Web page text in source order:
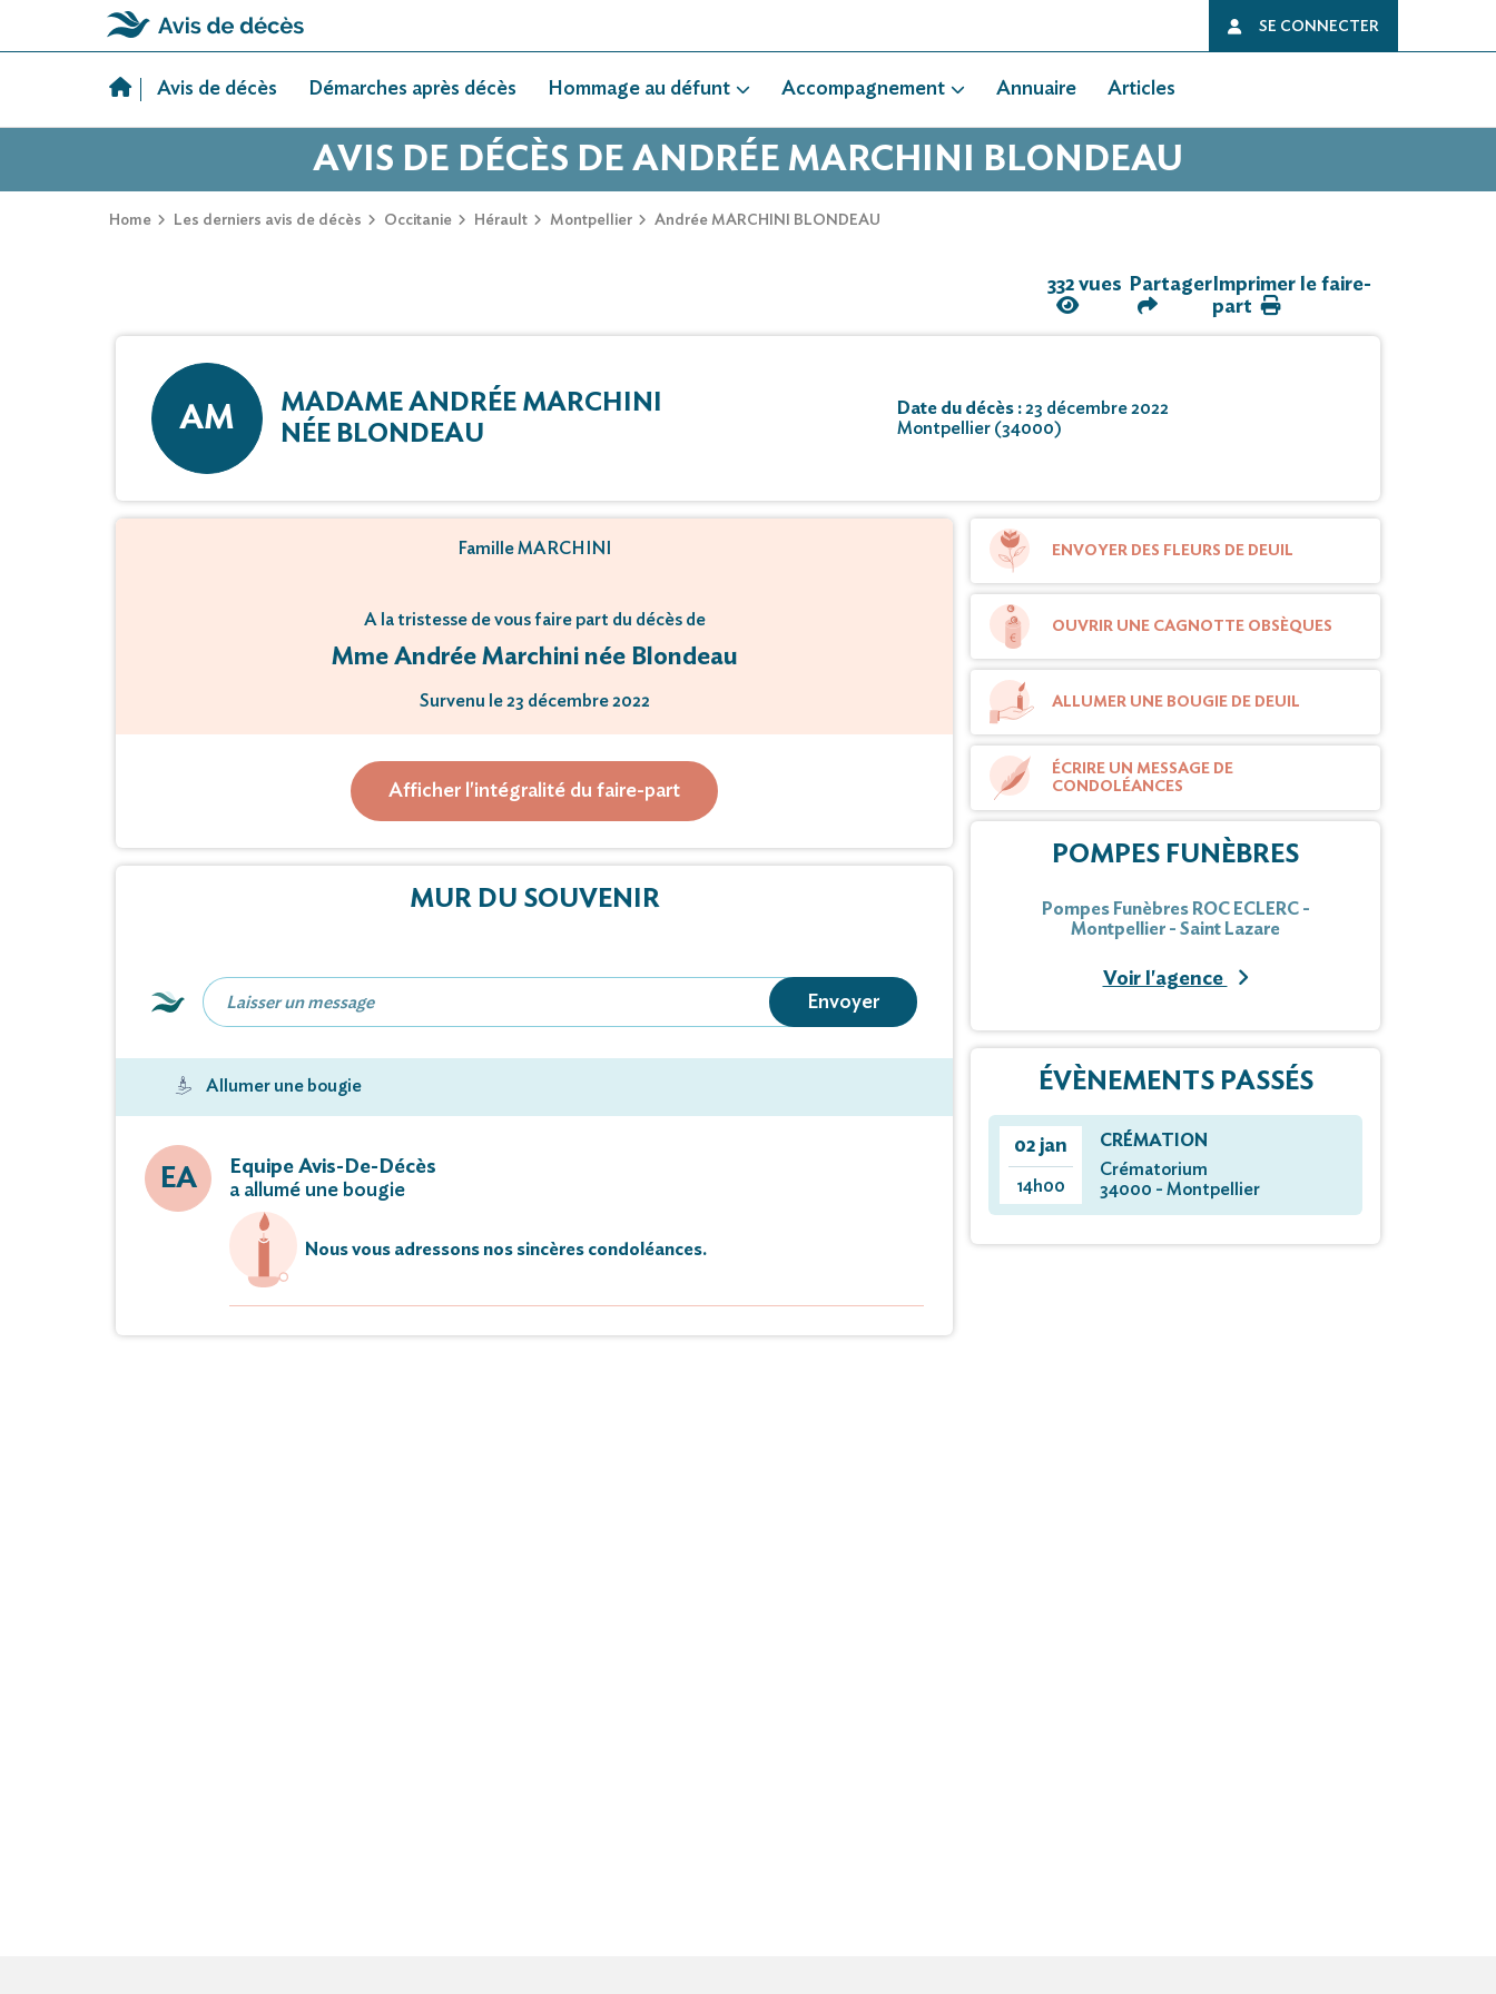
SE CONNECTER
Avis de décès Démarches après décès Hommage au défunt Accompagnement Annuaire Articles
AVIS DE DÉCÈS DE ANDRÉE MARCHINI BLONDEAU
Home Les derniers avis de décès Occitanie Hérault Montpellier Andrée MARCHINI BLONDEAU
332 vues Partager Imprimer le faire-
part
AM
MADAME ANDRÉE MARCHINI
NÉE BLONDEAU
Date du décès :23 décembre 2022
Montpellier (34000)
Famille MARCHINI
A la tristesse de vous faire part du décès de
Mme Andrée Marchini née Blondeau
Survenu le 23 décembre 2022
Â l’âge de 86 ans.
La cérémonie religieuse aura lieu le Lundi 2 janvier 2022 à 14 heures 00
Au crématorium de Montpellier.
Vous pouvez déposer vos messages de condoléances et de témoignages sur ce site.
Afficher l'intégralité du faire-part
MUR DU SOUVENIR
Envoyer
Allumer une bougie
EA
Equipe Avis-De-Décès
a allumé une bougie
Nous vous adressons nos sincères condoléances.
ENVOYER DES FLEURS DE DEUIL
OUVRIR UNE CAGNOTTE OBSÈQUES
ALLUMER UNE BOUGIE DE DEUIL
ÉCRIRE UN MESSAGE DE
CONDOLÉANCES
POMPES FUNÈBRES
Pompes Funèbres ROC ECLERC -
Montpellier - Saint Lazare
Voir l'agence
ÉVÈNEMENTS PASSÉS
02 jan
14h00
CRÉMATION
Crématorium
34000 - Montpellier